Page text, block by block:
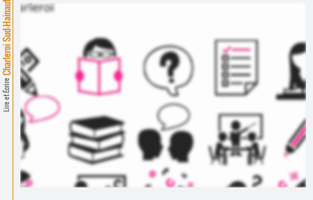
Comprendre et parler
Bienvenue en Belgique
Contacts
Trouver un lieu d’alphabétisation
Lire et Écrire
Charleroi Sud-Hainaut